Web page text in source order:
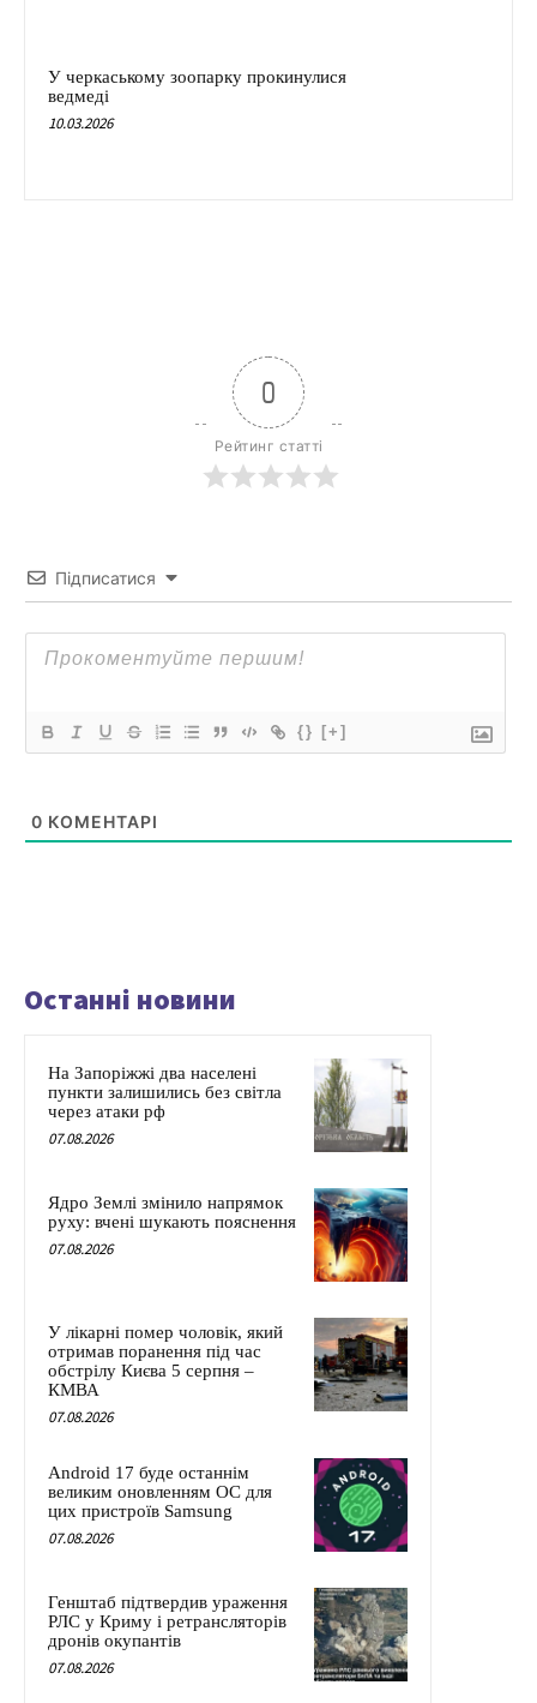
У черкаському зоопарку прокинулися
ведмеді
10.03.2026
0
Рейтинг статті
Підписатися
{} [+]
0 КОМЕНТАРІ
Останні новини
На Запоріжжі два населені
пункти залишились без світла
через атаки рф
07.08.2026
Ядро Землі змінило напрямок
руху: вчені шукають пояснення
07.08.2026
У лікарні помер чоловік, який
отримав поранення під час
обстрілу Києва 5 серпня –
КМВА
07.08.2026
Android 17 буде останнім
великим оновленням ОС для
цих пристроїв Samsung
07.08.2026
Генштаб підтвердив ураження
РЛС у Криму і ретрансляторів
дронів окупантів
07.08.2026